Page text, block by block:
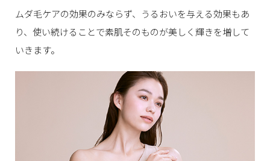
ムダ毛ケアの効果のみならず、うるおいを与える効果もあ
り、 使い続けることで素肌そのものが美しく輝きを増して
いきます。